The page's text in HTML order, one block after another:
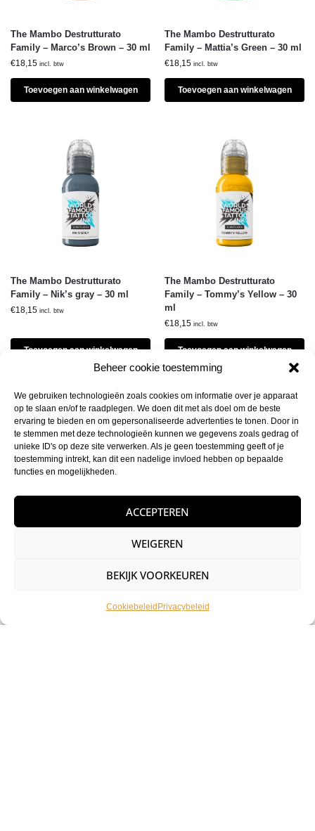
Beheer cookie toestemming
We gebruiken technologieën zoals cookies om informatie over je apparaat
op te slaan en/of te raadplegen. We doen dit met als doel om de beste
ervaring te bieden en om gepersonaliseerde advertenties te tonen. Door in
te stemmen met deze technologieën kunnen we gegevens zoals gedrag of
unieke ID's op deze site verwerken. Als je geen toestemming geeft of je
toestemming intrekt, kan dit een nadelige invloed hebben op bepaalde
functies en mogelijkheden.
ACCEPTEREN
WEIGEREN
BEKIJK VOORKEUREN
Cookiebeleid Privacybeleid
The Mambo Destrutturato
Family – Marco’s Brown – 30 ml
€18,15 incl. btw
Toevoegen aan winkelwagen
The Mambo Destrutturato
Family – Mattia’s Green – 30 ml
€18,15 incl. btw
Toevoegen aan winkelwagen
The Mambo Destrutturato
Family – Nik’s gray – 30 ml
€18,15 incl. btw
Toevoegen aan winkelwagen
The Mambo Destrutturato
Family – Tommy’s Yellow – 30
ml
€18,15 incl. btw
Toevoegen aan winkelwagen
Toevoegen aan winkelwagen
WORLD FAMOUS INK
Toevoegen aan winkelwagen